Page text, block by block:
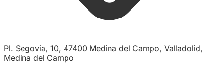
Pl. Segovia, 10, 47400 Medina del Campo, Valladolid,
Medina del Campo